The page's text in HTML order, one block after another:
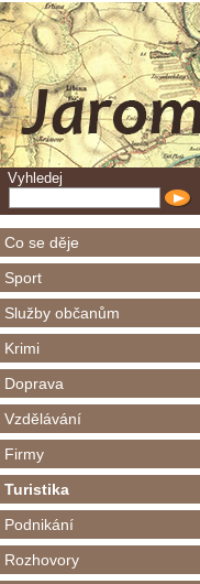
Vyhledej
Co se děje
Sport
Služby občanům
Krimi
Doprava
Vzdělávání
Firmy
Turistika
Podnikání
Rozhovory